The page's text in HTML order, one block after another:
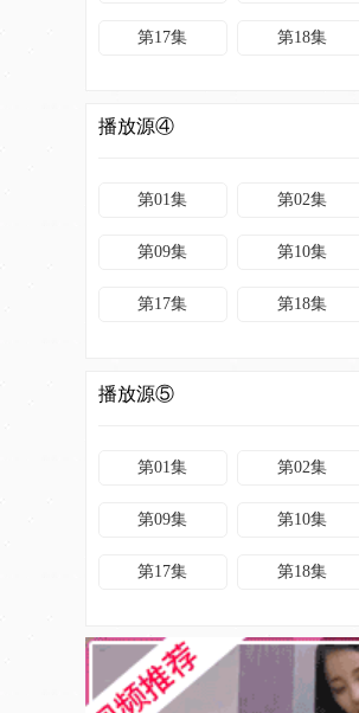
第17集 第18集
播放源④
第01集 第02集
第09集 第10集
第17集 第18集
播放源⑤
第01集 第02集
第09集 第10集
第17集 第18集